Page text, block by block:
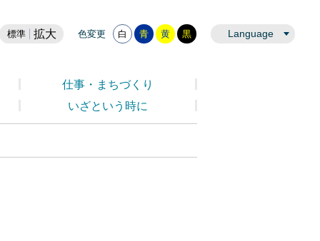
標準 拡大 色変更 白 青 黄 黒 Language
仕事・まちづくり
いざという時に